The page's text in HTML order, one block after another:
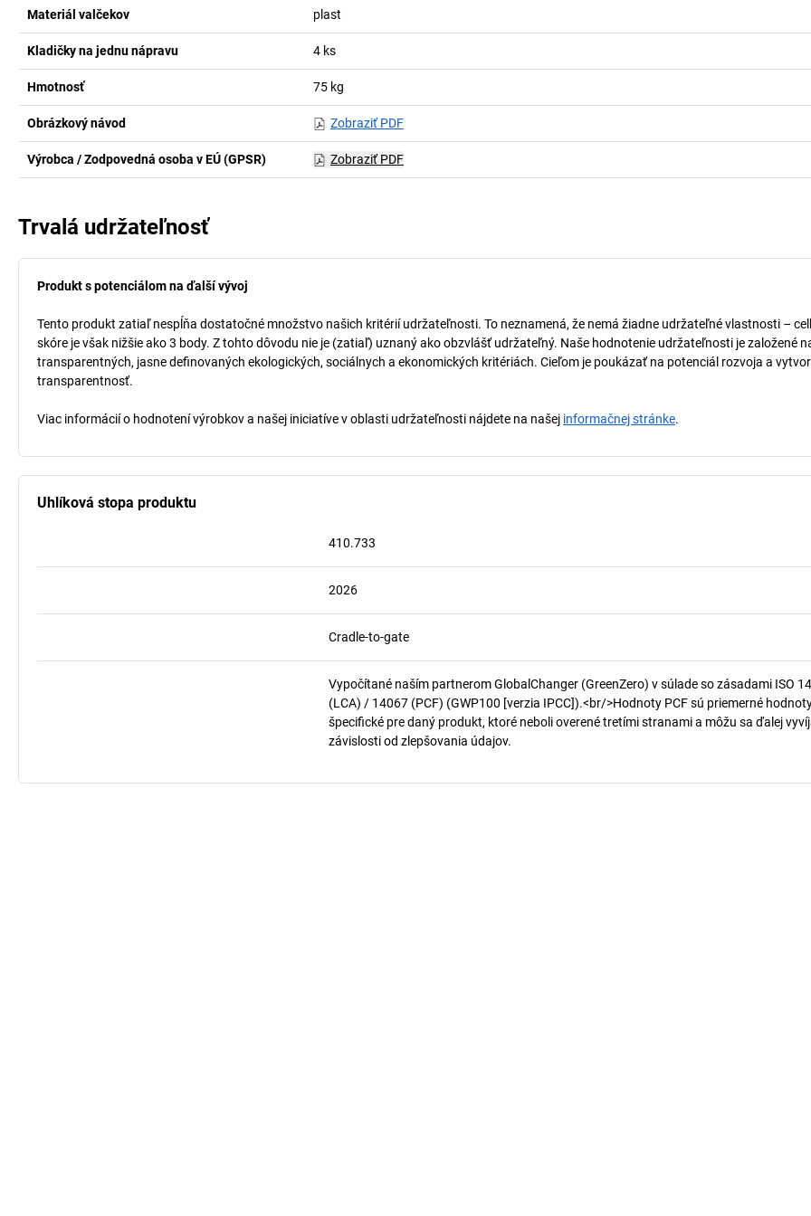
Materiál valčekov plast
Kladičky na jednu nápravu 4 ks
Hmotnosť 75 kg
Obrázkový návod Zobraziť PDF
Výrobca / Zodpovedná osoba v EÚ (GPSR) Zobraziť PDF
Trvalá udržateľnosť
Produkt s potenciálom na ďalší vývoj
Tento produkt zatiaľ nespĺňa dostatočné množstvo našich kritérií udržateľnosti. To neznamená, že nemá žiadne udržateľné vlastnosti –
skóre je však nižšie ako 3 body. Z tohto dôvodu nie je (zatiaľ) uznaný ako obzvlášť udržateľný. Naše hodnotenie udržateľnosti je založené
transparentných, jasne definovaných ekologických, sociálnych a ekonomických kritériách. Cieľom je poukázať na potenciál rozvoja a
transparentnosť.
Viac informácií o hodnotení výrobkov a našej iniciatíve v oblasti udržateľnosti nájdete na našej informačnej stránke.
Uhlíková stopa produktu
410.733
2026
Cradle-to-gate
Vypočítané naším partnerom GlobalChanger (GreenZero) v súlade so zásadami ISO
(LCA) / 14067 (PCF) (GWP100 [verzia IPCC]).<br/>Hodnoty PCF sú priemerné
špecifické pre daný produkt, ktoré neboli overené tretími stranami a môžu sa ďalej
závislosti od zlepšovania údajov.